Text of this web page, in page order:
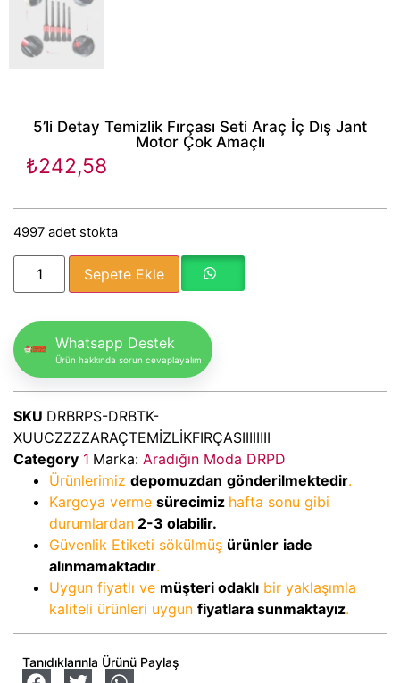
5’li Detay Temizlik Fırçası Seti Araç İç Dış Jant
Motor Çok Amaçlı
₺242,58
4997 adet stokta
Sepete Ekle
Whatsapp Destek
Ürün hakkında sorun cevaplayalım
SKU DRBRPS-DRBTK-
XUUCZZZZARAÇTEMİZLİKFIRÇASIIIIIIII
Category 1 Marka: Aradığın Moda DRPD
Ürünlerimiz depomuzdan gönderilmektedir.
Kargoya verme sürecimiz hafta sonu gibi
durumlardan 2-3 olabilir.
Güvenlik Etiketi sökülmüş ürünler iade
alınmamaktadır.
Uygun fiyatlı ve müşteri odaklı bir yaklaşımla
kaliteli ürünleri uygun fiyatlara sunmaktayız.
Tanıdıklarınla Ürünü Paylaş